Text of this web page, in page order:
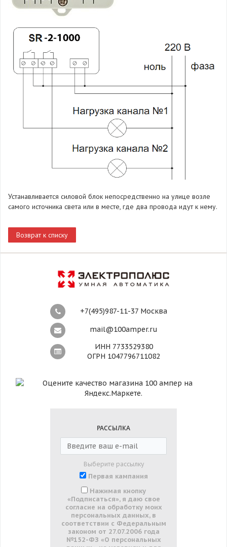
Устанавливается силовой блок непосредственно на улице возле
самого источника света или в месте, где два провода идут к нему.
Возврат к списку
+7(495)987-11-37 Москва
mail@100amper.ru
ИНН 7733529380
ОГРН 1047796711082
РАССЫЛКА
Выберите рассылку
Первая кампания
Нажимая кнопку
«Подписаться», я даю свое
согласие на обработку моих
персональных данных, в
соответствии с Федеральным
законом от 27.07.2006 года
№152-ФЗ «О персональных